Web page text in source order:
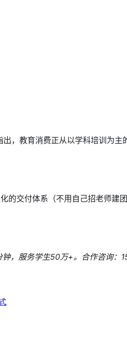
，教育消费正从以学科培训为主
的交付体系（不用自己招老师建
，服务学生50万+。合作咨询：